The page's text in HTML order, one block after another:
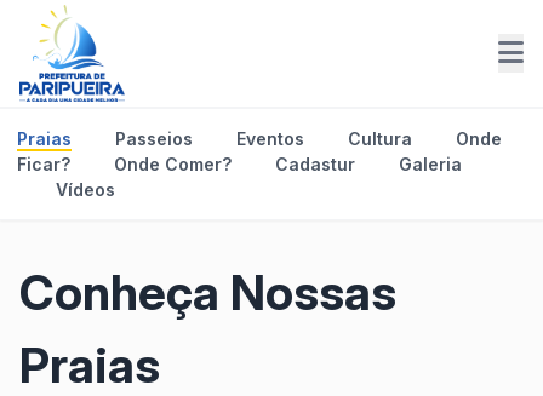
Praias Passeios Eventos Cultura
Onde
Ficar?
Onde Comer? Cadastur
Galeria
Vídeos
Conheça Nossas
Praias